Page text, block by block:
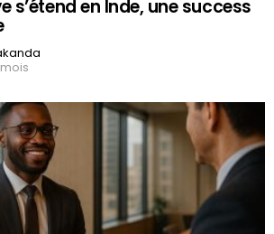
s’étend en Inde, une success